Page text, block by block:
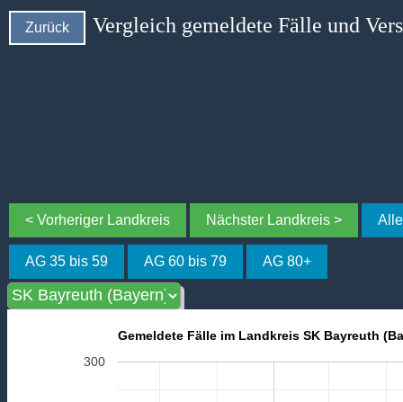
Zurück Vergleich gemeldete Fälle und
< Vorheriger Landkreis Nächster Landkreis >
AG 35 bis 59 AG 60 bis 79 AG 80+
Gemeldete Fälle im Landkreis SK Bayreuth
300